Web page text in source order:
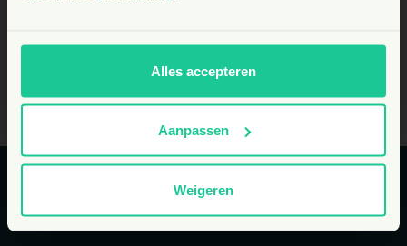
Alles accepteren
Aanpassen
Weigeren
Drs. Robin Holle
Thuisbezorgservice:www.dierapotheker.nl
Kunnen we u helpen?
BE